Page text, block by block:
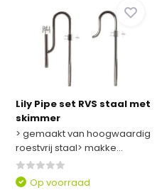
Lily Pipe set RVS staal met
skimmer
> gemaakt van hoogwaardig
roestvrij staal> makke...
Op voorraad